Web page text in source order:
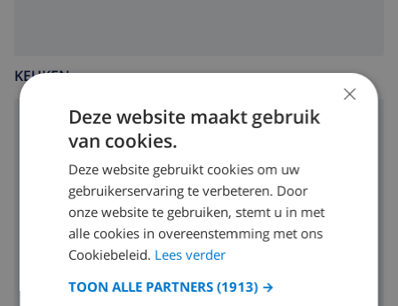
KEUKEN
4 rings kookplaat
magnetron
koelkast
×
Deze website maakt gebruik
van cookies.
Deze website gebruikt cookies om uw
gebruikerservaring te verbeteren. Door
onze website te gebruiken, stemt u in met
alle cookies in overeenstemming met ons
Cookiebeleid. Lees verder
TOON ALLE PARTNERS(1913) →